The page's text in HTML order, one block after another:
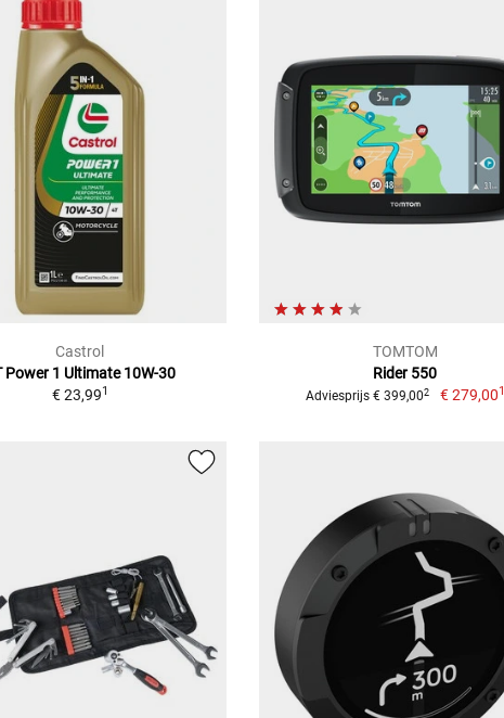
Castrol
Power 1 Ultimate 10W-30
€ 23,991
TOMTOM
Rider 550
Adviesprijs € 399,002 € 279,001